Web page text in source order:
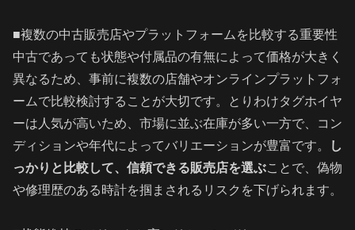
■複数の中古販売店やプラットフォームを比較する重要性
中古であっても状態や付属品の有無によって価格が大きく
異なるため、事前に複数の店舗やオンラインプラットフォ
ームで比較検討することが大切です。とりわけタグホイヤ
ーは人気が高いため、市場に並ぶ在庫が多い一方で、コン
ディションや年代によってバリエーションが豊富です。
し
っかりと比較して、信頼できる販売店を選ぶことで、偽物
や修理歴のある時計を掴まされるリスクを下げられます。